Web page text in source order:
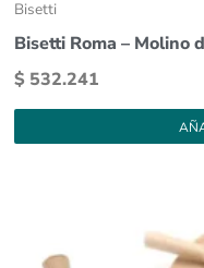
Bisetti
Bisetti Roma – Molino
$ 532.241